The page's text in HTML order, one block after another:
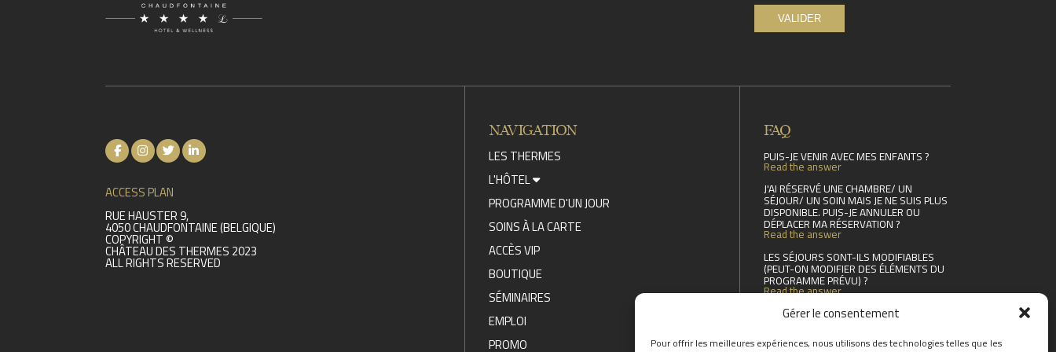
Gérer le consentement
Pour offrir les meilleures expériences, nous utilisons des technologies telles que les
ACCESS PLAN
RUE HAUSTER 9,
4050 CHAUDFONTAINE (BELGIQUE)
COPYRIGHT ©
CHÂTEAU DES THERMES 2023
ALL RIGHTS RESERVED
NAVIGATION
LES THERMES
L'HÔTEL
PROGRAMME D'UN JOUR
SOINS À LA CARTE
ACCÈS VIP
BOUTIQUE
SÉMINAIRES
EMPLOI
PROMO
FAQ
PUIS-JE VENIR AVEC MES ENFANTS ?
Read the answer
J'AI RÉSERVÉ UNE CHAMBRE/ UN
SÉJOUR/ UN SOIN MAIS JE NE SUIS PLUS
DISPONIBLE. PUIS-JE ANNULER OU
DÉPLACER MA RÉSERVATION ?
Read the answer
LES SÉJOURS SONT-ILS MODIFIABLES
(PEUT-ON MODIFIER DES ÉLÉMENTS DU
PROGRAMME PRÉVU) ?
Read the answer
FIND THE ANSWERS TO YOUR